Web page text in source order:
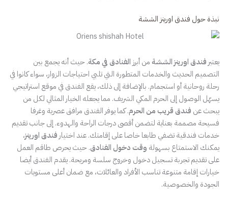
نبذة حول فندق اورينز الششة
يعتبر فندق اورينز الششة من أبرز الفنادق في مكة. حيث أنه يجمع بين
التصميم الحديث والخدمات المتطورة التي تلبي احتياجات الزوار، سواء كانوا في
رحلة روحانية أو استجمام. بالإضافة إلى ذلك، يقع الفندق في موقع استراتيجي
يسهّل الوصول إلى الحرم المكي الشريف. مما يجعله الخيار المثالي لكل من
يبحث عن فندق قريب من الحرم. كما يوفر الفندق مرافق عصرية وغرفا
فسيحة مصممة بعناية لتضمن أقصى درجات الراحة والهدوء. إلى جانب تقديم
خدمات فندقية تضفي طابعا خاصا على إقامتك. عند اختيار فندق اورينز،
يمكنك الاستمتاع بسهولة وقت دخول الفنادق. حيث يحرص طاقم العمل
على تقديم تجربة تسجيل دخول وخروج سلسة ومريحة. يقدم الفندق أيضا
خيارات إقامة متنوعة تناسب الأفراد والعائلات، مع ضمان أعلى مستويات
الجودة والخصوصية.